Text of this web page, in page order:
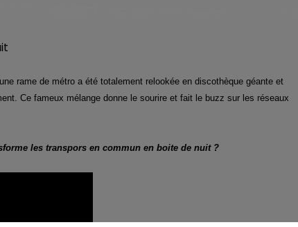
rame de métro a été totalement relookée en discothèque géante et
Ce fameux mélange donne le sourire et fait le buzz sur les réseaux
les transpors en commun en boite de nuit ?